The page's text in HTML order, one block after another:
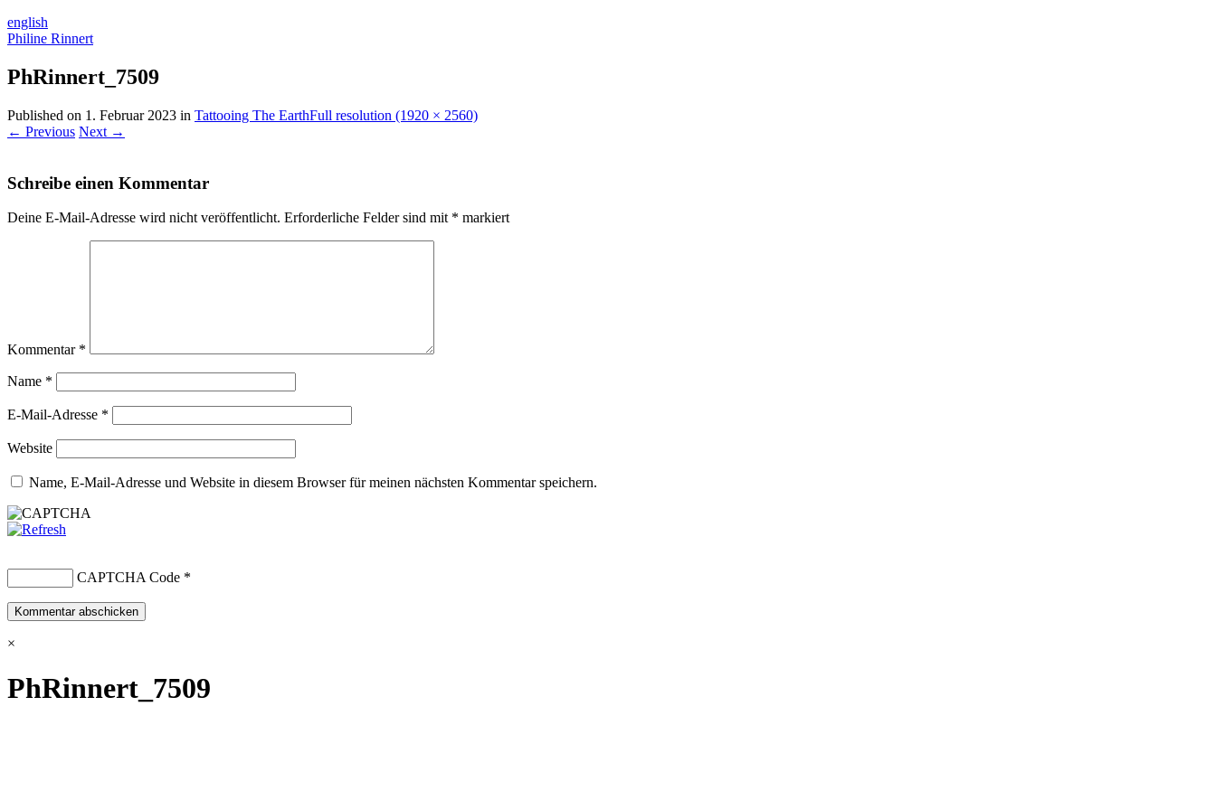
english
Philine Rinnert
PhRinnert_7509
Published on 1. Februar 2023 in Tattooing The EarthFull resolution (1920 × 2560)
← Previous Next →
Schreibe einen Kommentar
Deine E-Mail-Adresse wird nicht veröffentlicht. Erforderliche Felder sind mit * markiert
Kommentar *
Name *
E-Mail-Adresse *
Website
Name, E-Mail-Adresse und Website in diesem Browser für meinen nächsten Kommentar speichern.
CAPTCHA Code *
×
PhRinnert_7509